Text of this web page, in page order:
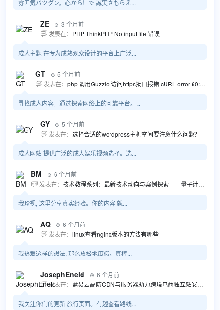
雰囲気バツグン。心から！で 誠実さもらえ...
ZE  3 个月前
 发表在： PHP ThinkPHP No input file 错误
成人主题 在专为成熟观众设计的平台上广泛...
GT  5 个月前
 发表在： php 调用Guzzle 访问https接口报错 cURL error 60: SSL certificate problem...
寻找成人内容，通过探索网络上的可靠平台。...
GY  5 个月前
 发表在： 选择合适的wordpress主机空间要注意什么问题？
成人网站 提供广泛的成人娱乐视频选择。选...
BM  6 个月前
 发表在： 技术教程系列：最新技术动向与案例探索——量子计算商业应用揭秘 该教程将深入探索最新技术动态，重点关注量子计算技术在商业领域的应用，结合具体案例阐述其背景、起因、经过和结果。同时，强调技术文档和运维文档的重要性，揭示它们在新技术发展和行业标准...
我珍视, 这里分享真实经验。你的内容 就...
AQ  6 个月前
 发表在： linux查看nginx版本的方法有哪些
我热爱这样的想法, 那么放松地度假。真棒...
JosephEneld  6 个月前
 发表在： 蓝易云高防CDN与服务器助力跨境电商独立站安全高效发展
我关注你们的更新 旅行页面。有趣查看路线...